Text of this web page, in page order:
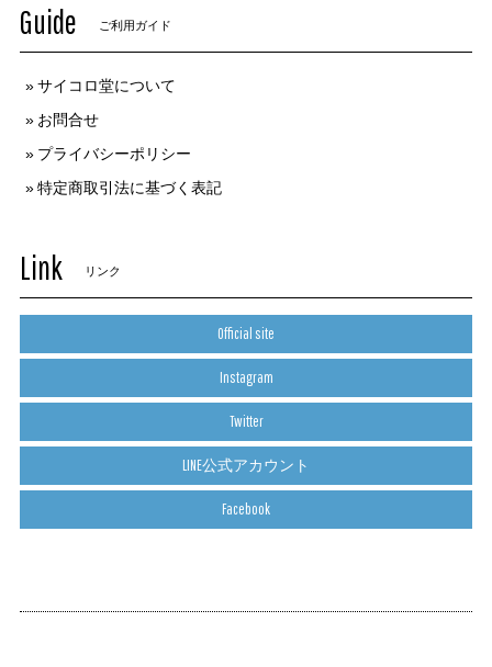
Guide ご利用ガイド
サイコロ堂について
お問合せ
プライバシーポリシー
特定商取引法に基づく表記
Link リンク
Official site
Instagram
Twitter
LINE公式アカウント
Facebook